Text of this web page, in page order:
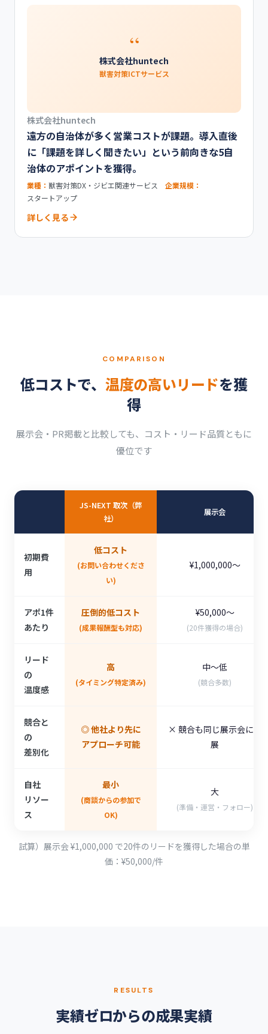
“
株式会社huntech
獣害対策ICTサービス
株式会社huntech
遠方の自治体が多く営業コストが課題。導入直後
に「課題を詳しく聞きたい」という前向きな5自
治体のアポイントを獲得。
業種： 獣害対策DX・ジビエ関連サービス
企業規模：
スタートアップ
詳しく見る
COMPARISON
低コストで、 温度の高いリードを獲
得
展示会・PR掲載と比較しても、コスト・リード品質ともに
優位です
JS-NEXT 取次（弊
社）
展示会
初期費
用
低コスト
(お問い合わせくださ
い)
¥1,000,000〜
アポ1件
あたり
圧倒的低コスト
(成果報酬型も対応)
¥50,000〜
(20件獲得の場合)
リード
の
温度感
高
(タイミング特定済み)
中〜低
(競合多数)
競合と
の
差別化
◎ 他社より先に
アプローチ可能
× 競合も同じ展示会に出
展
自社
リソー
ス
最小
(商談からの参加で
OK)
大
(準備・運営・フォロー)
試算）展示会 ¥1,000,000 で20件のリードを獲得した場合の単
価：¥50,000/件
RESULTS
実績ゼロからの成果実績